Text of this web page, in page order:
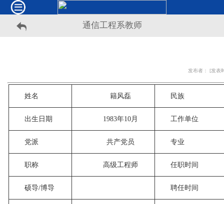
通信工程系教师
发布者： [发表
姓名 籍风磊 民族
出生日期 1983年10月 工作单位
党派 共产党员 专业
职称 高级工程师 任职时间
硕导/博导 聘任时间